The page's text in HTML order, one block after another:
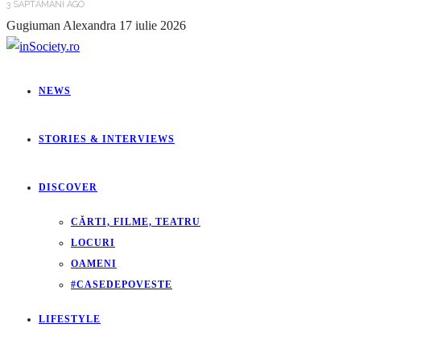
3 SĂPTĂMÂNI AGO
Gugiuman Alexandra 17 iulie 2026
NEWS
STORIES & INTERVIEWS
DISCOVER
CĂRTI, FILME, TEATRU
LOCURI
OAMENI
#CASEDEPOVESTE
LIFESTYLE